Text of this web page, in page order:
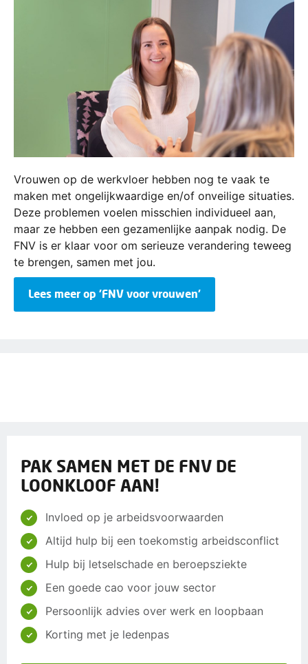
Vrouwen op de werkvloer hebben nog te vaak te
maken met ongelijkwaardige en/of onveilige situaties.
Deze problemen voelen misschien individueel aan,
maar ze hebben een gezamenlijke aanpak nodig. De
FNV is er klaar voor om serieuze verandering teweeg
te brengen, samen met jou.
Lees meer op 'FNV voor vrouwen'
PAK SAMEN MET DE FNV DE
LOONKLOOF AAN!
Invloed op je arbeidsvoorwaarden
Altijd hulp bij een toekomstig arbeidsconflict
Hulp bij letselschade en beroepsziekte
Een goede cao voor jouw sector
Persoonlijk advies over werk en loopbaan
Korting met je ledenpas